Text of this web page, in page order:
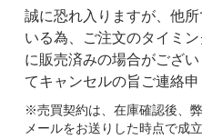
誠に恐れ入りますが、他
いる為、ご注文のタイミ
に販売済みの場合がござ
てキャンセルの旨ご連絡申
※売買契約は、在庫確認後、
メールをお送りした時点で成